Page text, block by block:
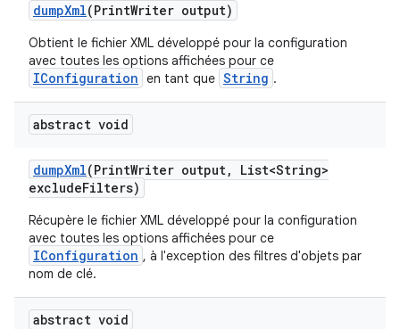
dumpXml(PrintWriter output)
Obtient le fichier XML développé pour la configuration
avec toutes les options affichées pour ce
IConfiguration en tant que String .
abstract void
dumpXml(PrintWriter output,
List<String>
excludeFilters)
Récupère le fichier XML développé pour la configuration
avec toutes les options affichées pour ce
IConfiguration , à l'exception des filtres d'objets par
nom de clé.
abstract void